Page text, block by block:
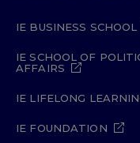
IE BUSINESS SCHOOL
IE SCHOOL OF
AFFAIRS
IE LIFELONG
IE FOUNDATION